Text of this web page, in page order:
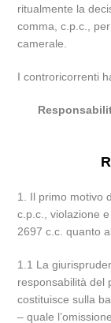
ritualmente la
comma, c.p.c.,
camerale.
I controricorrenti
1. Il primo motivo
c.p.c., violazione
2697 c.c. quanto
1.1 La
responsabilità del
costituisce sulla
– quale